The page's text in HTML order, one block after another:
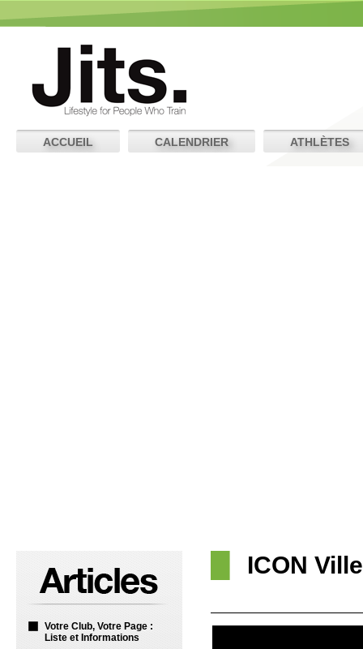
ACCUEIL CALENDRIER ATHLÈTES
Votre Club, Votre Page :
Liste et Informations
ICON